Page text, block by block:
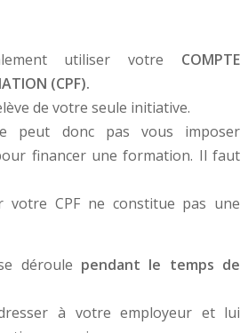
utiliser votre COMPTE
(CPF).
de votre seule initiative.
peut donc pas vous imposer
financer une formation. Il faut
votre CPF ne constitue pas une
déroule pendant le temps de
à votre employeur et lui